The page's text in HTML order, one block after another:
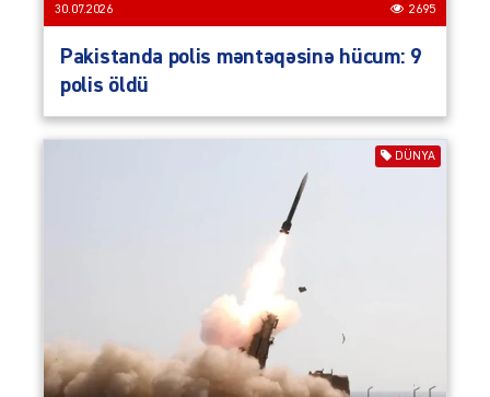
30.07.2026 2695
Pakistanda polis məntəqəsinə hücum: 9
polis öldü
DÜNYA